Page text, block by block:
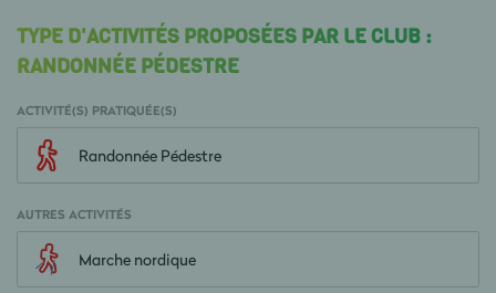
TYPE D'ACTIVITÉS PROPOSÉES PAR LE CLUB :
RANDONNÉE PÉDESTRE
ACTIVITÉ(S) PRATIQUÉE(S)
Randonnée Pédestre
AUTRES ACTIVITÉS
Marche nordique